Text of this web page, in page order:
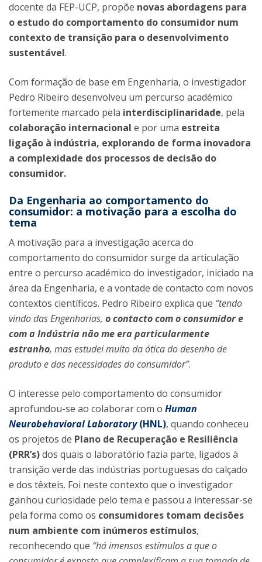
docente da FEP-UCP, propõe novas abordagens para
o estudo do comportamento do consumidor num
contexto de transição para o desenvolvimento
sustentável.
Com formação de base em Engenharia, o investigador
Pedro Ribeiro desenvolveu um percurso académico
fortemente marcado pela interdisciplinaridade, pela
colaboração internacional e por uma estreita
ligação à indústria, explorando de forma inovadora
a complexidade dos processos de decisão do
consumidor.
Da Engenharia ao comportamento do
consumidor: a motivação para a escolha do
tema
A motivação para a investigação acerca do
comportamento do consumidor surge da articulação
entre o percurso académico do investigador, iniciado na
área da Engenharia, e a vontade de contacto com novos
contextos científicos. Pedro Ribeiro explica que “tendo
vindo das Engenharias, o contacto com o consumidor e
com a Indústria não me era particularmente
estranho, mas estudei muito da ótica do desenho de
produto e das necessidades do consumidor”.
O interesse pelo comportamento do consumidor
aprofundou-se ao colaborar com o Human
Neurobehavioral Laboratory(HNL), quando conheceu
os projetos de Plano de Recuperação e Resiliência
(PRR’s)dos quais o laboratório fazia parte, ligados à
transição verde das indústrias portuguesas do calçado
e dos têxteis. Foi neste contexto que o investigador
ganhou curiosidade pelo tema e passou a interessar-se
pela forma como os consumidores tomam decisões
num ambiente com inúmeros estímulos,
reconhecendo que “há imensos estímulos a que o